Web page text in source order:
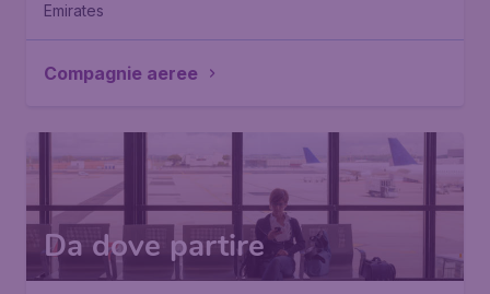
Emirates
Compagnie aeree
Da dove partire